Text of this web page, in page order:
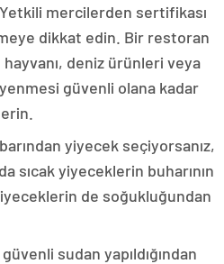
mercilerden sertifikası
dikkat edin. Bir restoran
deniz ürünleri veya
güvenli olana kadar
yiyecek seçiyorsanız,
sıcak yiyeceklerin buharının
de soğukluğundan
sudan yapıldığından